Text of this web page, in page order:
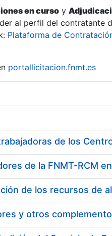
en curso y
al perfil del contratante
Plataforma de
portallicitacion.fnmt.es
y otros